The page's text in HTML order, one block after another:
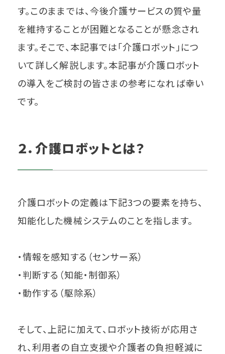
す。このままでは、今後介護サービスの質や量
を維持することが困難となることが懸念され
ます。そこで、本記事では「介護ロボット」につ
いて詳しく解説します。本記事が介護ロボット
の導入をご検討の皆さまの参考になれば幸い
です。
２．介護ロボットとは？
介護ロボットの定義は下記3つの要素を持ち、
知能化した機械システムのことを指します。
・情報を感知する（センサー系）
・判断する（知能・制御系）
・動作する（駆除系）
そして、上記に加えて、ロボット技術が応用さ
れ、利用者の自立支援や介護者の負担軽減に